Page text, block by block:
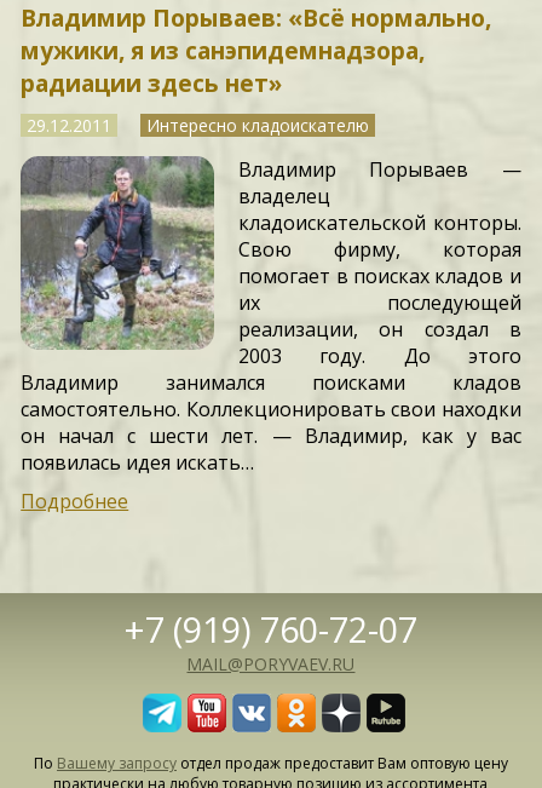
Владимир Порываев: «Всё нормально,
мужики, я из санэпидемнадзора,
радиации здесь нет»
29.12.2011 Интересно кладоискателю
Владимир Порываев —
владелец
кладоискательской конторы.
Свою фирму, которая
помогает в поисках кладов и
их последующей
реализации, он создал в
2003 году. До этого
Владимир занимался поисками кладов
самостоятельно. Коллекционировать свои находки
он начал с шести лет. — Владимир, как у вас
появилась идея искать…
Подробнее
+7 (919) 760-72-07
MAIL@PORYVAEV.RU
По Вашему запросуотдел продаж предоставит Вам оптовую цену